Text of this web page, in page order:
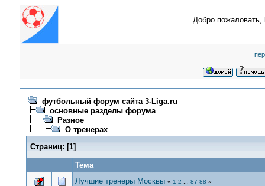
Добро пожаловать,
футбольный форум сайта 3-Liga.ru
основные разделы форума
Разное
О тренерах
Страниц: [1]
Тема
Лучшие тренеры Москвы « 1 2 87 88 »